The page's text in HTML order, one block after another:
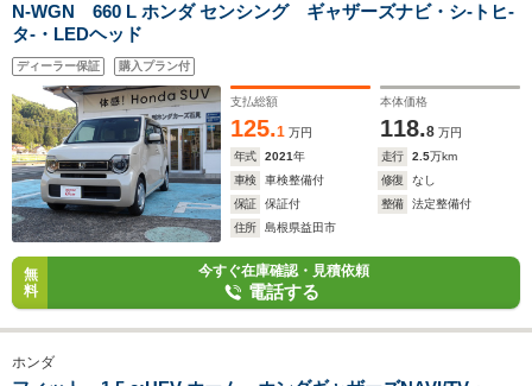
N-WGN 660 L ホンダ センシング ギャザーズナビ・シ-トヒ-
タ-・LEDヘッド
ディーラー保証 購入プラン付
支払総額
125.1 万円
本体価格
118.8 万円
年式
2021年 走行 2.5万km
車検
車検整備付 修復
なし
保証
保証付 整備
法定整備付
住所
島根県益田市
無
料
今すぐ在庫確認・見積依頼
電話する
ホンダ